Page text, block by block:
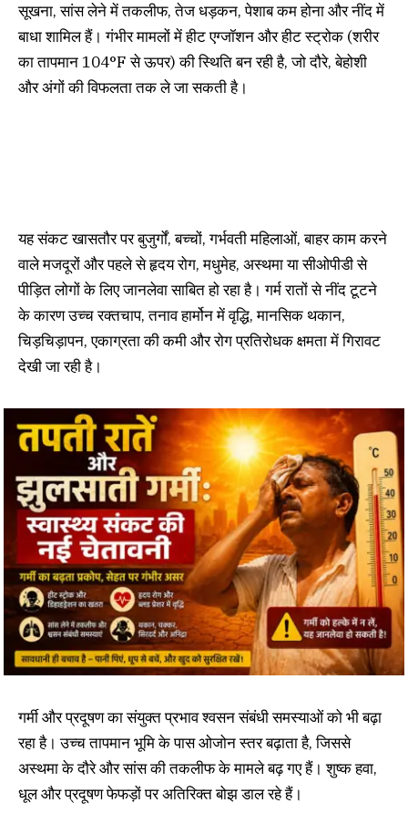
सूखना, सांस लेने में तकलीफ, तेज धड़कन, पेशाब कम होना और नींद में
बाधा शामिल हैं। गंभीर मामलों में हीट एग्जॉशन और हीट स्ट्रोक (शरीर
का तापमान 104°F से ऊपर) की स्थिति बन रही है, जो दौरे, बेहोशी
और अंगों की विफलता तक ले जा सकती है।
यह संकट खासतौर पर बुजुर्गों, बच्चों, गर्भवती महिलाओं, बाहर काम करने
वाले मजदूरों और पहले से हृदय रोग, मधुमेह, अस्थमा या सीओपीडी से
पीड़ित लोगों के लिए जानलेवा साबित हो रहा है। गर्म रातों से नींद टूटने
के कारण उच्च रक्तचाप, तनाव हार्मोन में वृद्धि, मानसिक थकान,
चिड़चिड़ापन, एकाग्रता की कमी और रोग प्रतिरोधक क्षमता में गिरावट
देखी जा रही है।
गर्मी और प्रदूषण का संयुक्त प्रभाव श्वसन संबंधी समस्याओं को भी बढ़ा
रहा है। उच्च तापमान भूमि के पास ओजोन स्तर बढ़ाता है, जिससे
अस्थमा के दौरे और सांस की तकलीफ के मामले बढ़ गए हैं। शुष्क हवा,
धूल और प्रदूषण फेफड़ों पर अतिरिक्त बोझ डाल रहे हैं।